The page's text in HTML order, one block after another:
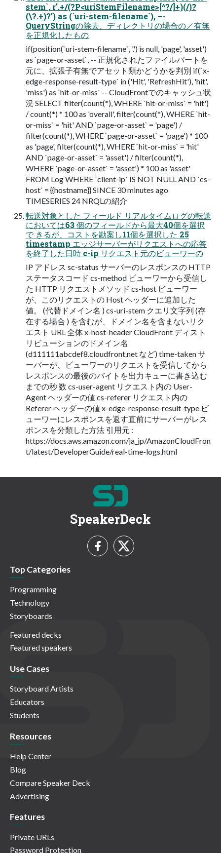
stem`, r'.+/(?P<uriStemFilename>[^?/]+)(/)?
(\?.+)?') as (`uri-stem-filename`), –-
QueryStringの除去、ディレクトリの場合の／有無
を正規化したもの
if(position(`uri-stem-filename`, '.') is null, 'page', 'asset')
as `page-or-asset`, -- 正規化されたファイルパートを
元に、拡張子有無でアセット類かどうかを判別 if(`x-
edge-response-result-type` in ('Hit', 'RefreshHit'), 'hit',
'miss') as `hit-or-miss` -- CloudFrontでのキャッシュ状
況 SELECT filter(count(*), WHERE `hit-or-miss` = 'hit')
/ count(*) * 100 as 'overall', filter(count(*), WHERE `hit-
or-miss` = 'hit' AND `page-or-asset` = 'page') /
filter(count(*), WHERE `page-or-asset` = 'page') * 100
as 'page', filter(count(*), WHERE `hit-or-miss` = 'hit'
AND `page-or-asset` = 'asset') / filter(count(*),
WHERE `page-or-asset` = 'asset') * 100 as 'asset'
FROM Log WHERE `client-ip` IS NOT NULL AND `cs-
host` = {{hostname}} SINCE 30 minutes ago
TIMESERIES 24 NRQLの紹介
転送対象とした フィールド リアルタイムログの転送
においては63 個のフィールドから最大40個を選択
で きるが、コストを勘案し11個を選択した 25
timestamp エッジサーバーがリクエストへの応答
を終了した日時 c-ip リクエスト元のビューワーの
IP アドレス sc-status サーバーのレスポンスの HTTP
ステータスコード cs-method ビューワーから受信し
た HTTP リクエストメソッド cs-host ビューワー
が、このリクエストの Host ヘッダーに追加した
値。 (代替ドメイン名 ) cs-uri-stem クエリ文字列 (存
在する場合 ) を含むが、ドメイン名を含まないリク
エスト URL 全体 x-host-header CloudFront ディスト
リビューションのドメイン名
(d111111abcdef8.cloudfront.net など) time-taken サ
ーバーが、ビューワーのリクエストを受信してから
レスポンスの最後のバイトを出力キューに書き込む
までの秒 数 cs-user-agent リクエスト内の User-
Agent ヘッダーの値 cs-referer リクエスト内の
Referer ヘッダーの値 x-edge-response-result-type ビ
ューワーにレスポンスを返す直前にサーバーがレス
ポンスを分類した方法 引用元 :
https://docs.aws.amazon.com/ja_jp/AmazonCloudFron
t/latest/DeveloperGuide/real-time-logs.html
SpeakerDeck
Top Categories
Programming
Technology
Storyboards
Featured decks
Featured speakers
Use Cases
Storyboard Artists
Educators
Students
Resources
Help Center
Blog
Compare Speaker Deck
Advertising
Features
Private URLs
Password Protection